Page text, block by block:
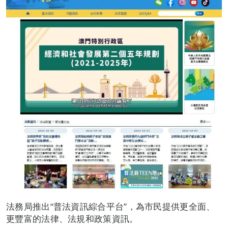
法務局推出“普法資訊綜合平台”，為市民提供更全面、
更豐富的法律、法規和政策資訊。